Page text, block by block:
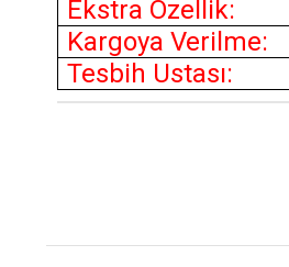
Ekstra Özellik:
Kargoya Verilme:
Tesbih Ustası: